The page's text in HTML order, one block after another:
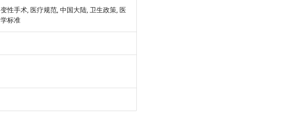
变性手术, 医疗规范, 中国大陆, 卫生政策, 医
学标准